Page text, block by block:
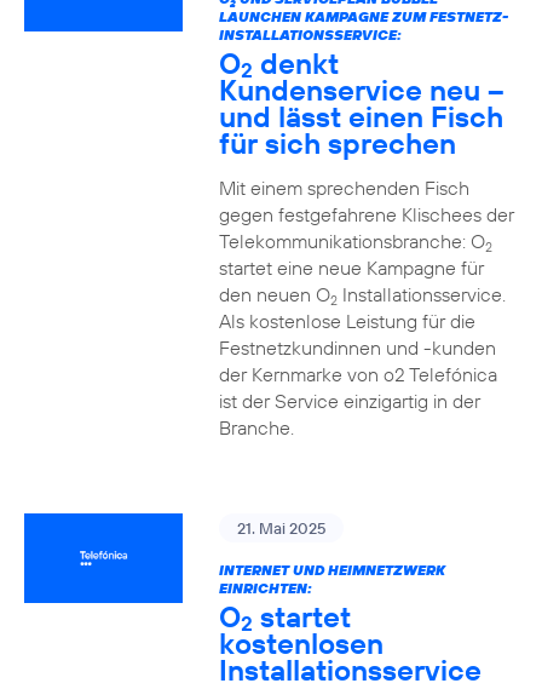
2
LAUNCHEN KAMPAGNE ZUM FESTNETZ-
INSTALLATIONSSERVICE:
O2 denkt
Kundenservice neu –
und lässt einen Fisch
für sich sprechen
Mit einem sprechenden Fisch
gegen festgefahrene Klischees der
Telekommunikationsbranche: O2
startet eine neue Kampagne für
den neuen O2Installationsservice.
Als kostenlose Leistung für die
Festnetzkundinnen und -kunden
der Kernmarke von o2 Telefónica
ist der Service einzigartig in der
Branche.
21. Mai 2025
INTERNET UND HEIMNETZWERK
EINRICHTEN:
O2 startet
kostenlosen
Installationsservice